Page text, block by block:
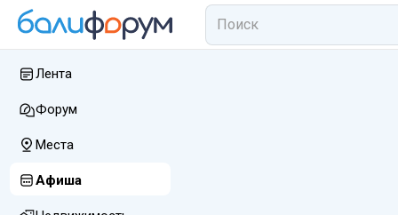
Лента
Форум
Места
Афиша